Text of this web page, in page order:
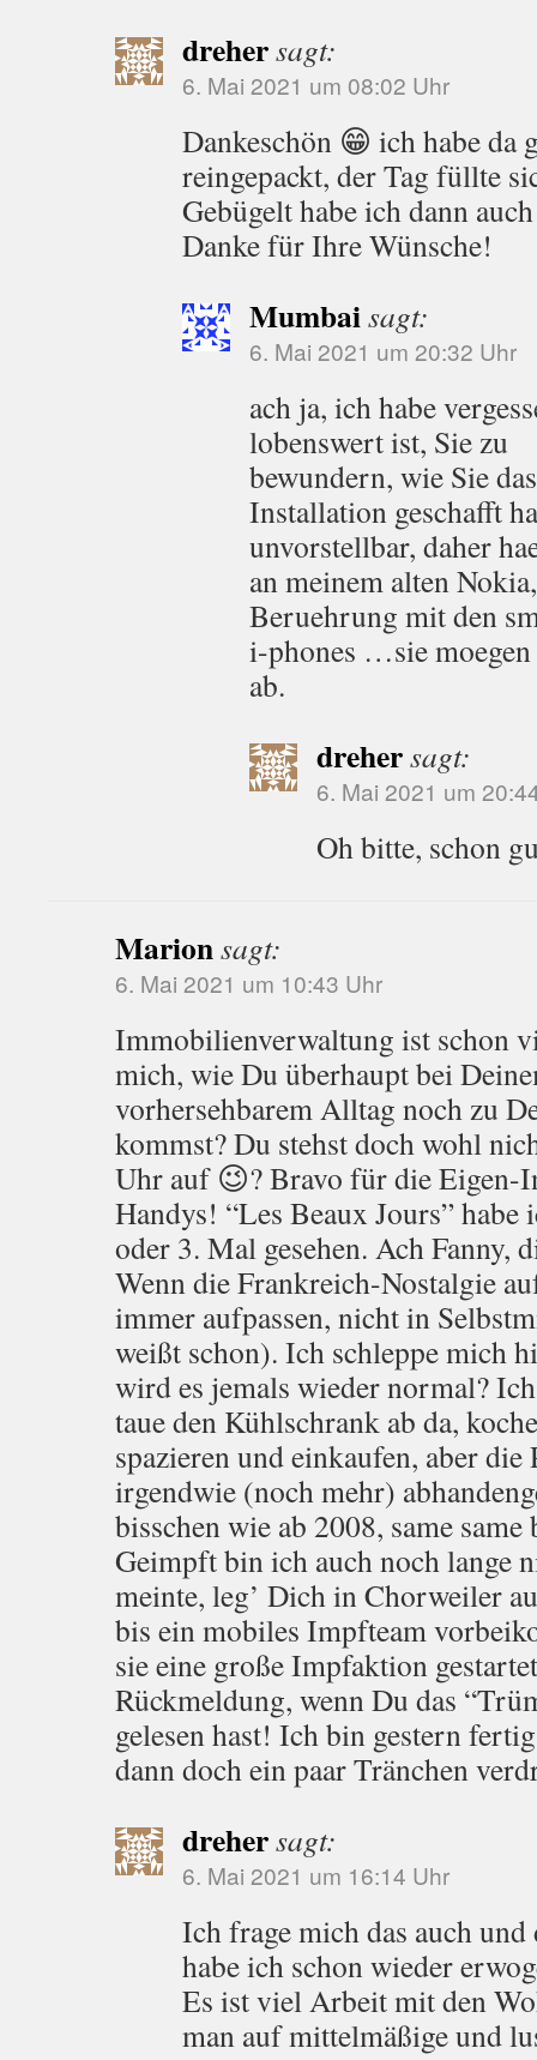
drehersagt:
6. Mai 2021 um 08:02 Uhr
Dankeschön 😁 ich habe da
reingepackt, der Tag füllte
Gebügelt habe ich dann
Danke für Ihre Wünsche!
Mumbaisagt:
6. Mai 2021 um 20:32 Uhr
ach ja, ich habe
lobenswert ist, Sie zu
bewundern, wie Sie
Installation geschafft
unvorstellbar, daher
an meinem alten
Beruehrung mit den
i-phones …sie
ab.
drehersagt:
6. Mai 2021 um
Oh bitte, schon
Marionsagt:
6. Mai 2021 um 10:43 Uhr
Immobilienverwaltung ist schon
mich, wie Du überhaupt bei
vorhersehbarem Alltag noch zu
kommst? Du stehst doch wohl
Uhr auf 😉? Bravo für die Eigen-
Handys! “Les Beaux Jours” habe
oder 3. Mal gesehen. Ach Fanny,
Wenn die Frankreich-Nostalgie
immer aufpassen, nicht in
weißt schon). Ich schleppe mich
wird es jemals wieder normal?
taue den Kühlschrank ab da,
spazieren und einkaufen, aber die
irgendwie (noch mehr)
bisschen wie ab 2008, same
Geimpft bin ich auch noch lange
meinte, leg’ Dich in Chorweiler
bis ein mobiles Impfteam
sie eine große Impfaktion
Rückmeldung, wenn Du das
gelesen hast! Ich bin gestern
dann doch ein paar Tränchen
drehersagt:
6. Mai 2021 um 16:14 Uhr
Ich frage mich das auch
habe ich schon wieder
Es ist viel Arbeit mit den
man auf mittelmäßige und